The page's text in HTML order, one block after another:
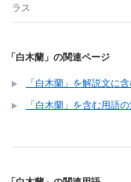
ラス
「白木蘭」の関連ページ
「白木蘭」を解説文に
「白木蘭」を含む用語の